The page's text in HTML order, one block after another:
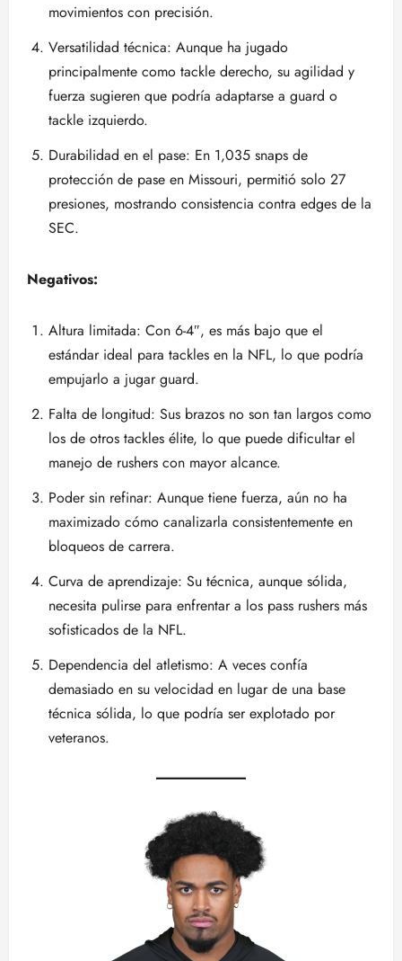
movimientos con precisión.
Versatilidad técnica: Aunque ha jugado
principalmente como tackle derecho, su agilidad y
fuerza sugieren que podría adaptarse a guard o
tackle izquierdo.
Durabilidad en el pase: En 1,035 snaps de
protección de pase en Missouri, permitió solo 27
presiones, mostrando consistencia contra edges de la
SEC.
Negativos:
Altura limitada: Con 6-4″, es más bajo que el
estándar ideal para tackles en la NFL, lo que podría
empujarlo a jugar guard.
Falta de longitud: Sus brazos no son tan largos como
los de otros tackles élite, lo que puede dificultar el
manejo de rushers con mayor alcance.
Poder sin refinar: Aunque tiene fuerza, aún no ha
maximizado cómo canalizarla consistentemente en
bloqueos de carrera.
Curva de aprendizaje: Su técnica, aunque sólida,
necesita pulirse para enfrentar a los pass rushers más
sofisticados de la NFL.
Dependencia del atletismo: A veces confía
demasiado en su velocidad en lugar de una base
técnica sólida, lo que podría ser explotado por
veteranos.